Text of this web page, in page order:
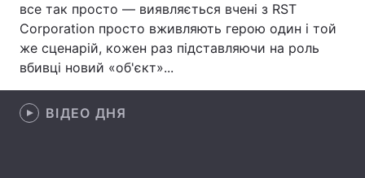
Інтерв'ю Думки
Архів Вакансії
Послуги
все так просто — виявляється вчені з RST
Сorporation просто вживляють герою один і той
же сценарій, кожен раз підставляючи на роль
вбивці новий «об'єкт»...
ВІДЕО ДНЯ